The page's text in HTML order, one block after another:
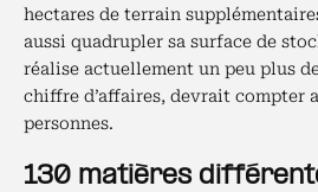
hectares de terrain
aussi quadrupler sa surface de
réalise actuellement un peu plus
chiffre d’affaires, devrait compter
personnes.
130 matières